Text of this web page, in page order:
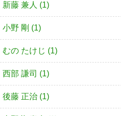
新藤 兼人 (1)
小野 剛 (1)
むの たけじ (1)
西部 謙司 (1)
後藤 正治 (1)